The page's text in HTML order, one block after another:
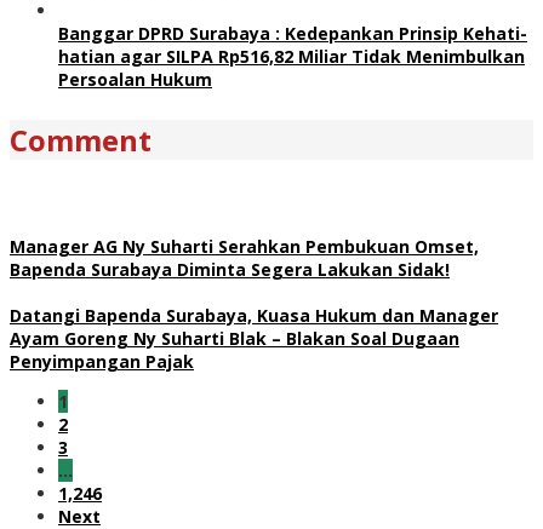
Banggar DPRD Surabaya : Kedepankan Prinsip Kehati-
hatian agar SILPA Rp516,82 Miliar Tidak Menimbulkan
Persoalan Hukum
Comment
Manager AG Ny Suharti Serahkan Pembukuan Omset,
Bapenda Surabaya Diminta Segera Lakukan Sidak!
Datangi Bapenda Surabaya, Kuasa Hukum dan Manager
Ayam Goreng Ny Suharti Blak – Blakan Soal Dugaan
Penyimpangan Pajak
1
2
3
…
1,246
Next